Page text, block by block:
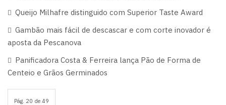
Queijo Milhafre distinguido com Superior Taste Award
Gambão mais fácil de descascar e com corte inovador é
aposta da Pescanova
Panificadora Costa & Ferreira lança Pão de Forma de
Centeio e Grãos Germinados
Pág. 20 de 49